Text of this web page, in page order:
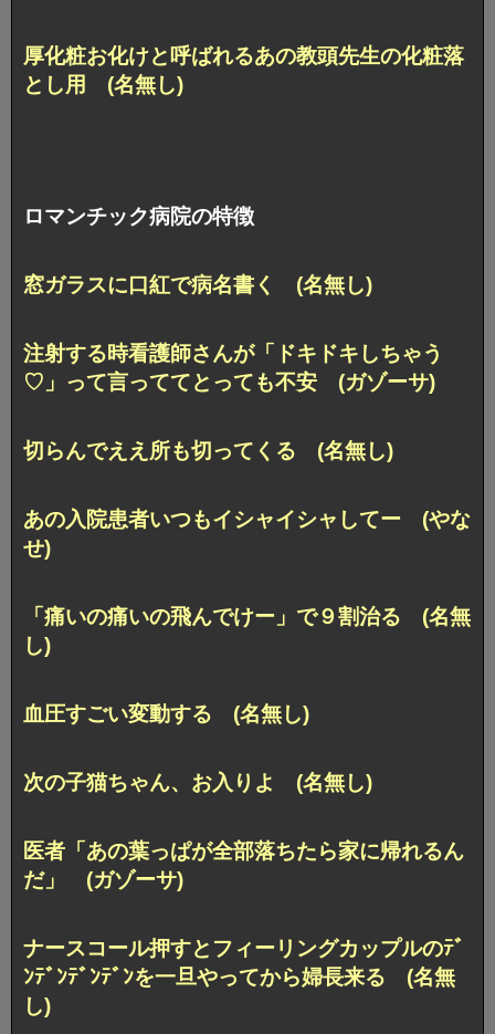
厚化粧お化けと呼ばれるあの教頭先生の化粧落
とし用 (名無し)
ロマンチック病院の特徴
窓ガラスに口紅で病名書く (名無し)
注射する時看護師さんが「ドキドキしちゃう
♡」って言っててとっても不安 (ガゾーサ)
切らんでええ所も切ってくる (名無し)
あの入院患者いつもイシャイシャしてー (やな
せ)
「痛いの痛いの飛んでけー」で９割治る (名無
し)
血圧すごい変動する (名無し)
次の子猫ちゃん、お入りよ (名無し)
医者「あの葉っぱが全部落ちたら家に帰れるん
だ」 (ガゾーサ)
ナースコール押すとフィーリングカップルのﾃﾞ
ﾝﾃﾞﾝﾃﾞﾝﾃﾞﾝを一旦やってから婦長来る (名無
し)